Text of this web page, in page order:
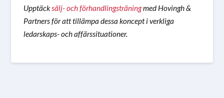
Upptäcksälj- och förhandlingsträningmed Hovingh &
Partners för att tillämpa dessa koncept i verkliga
ledarskaps- och affärssituationer.